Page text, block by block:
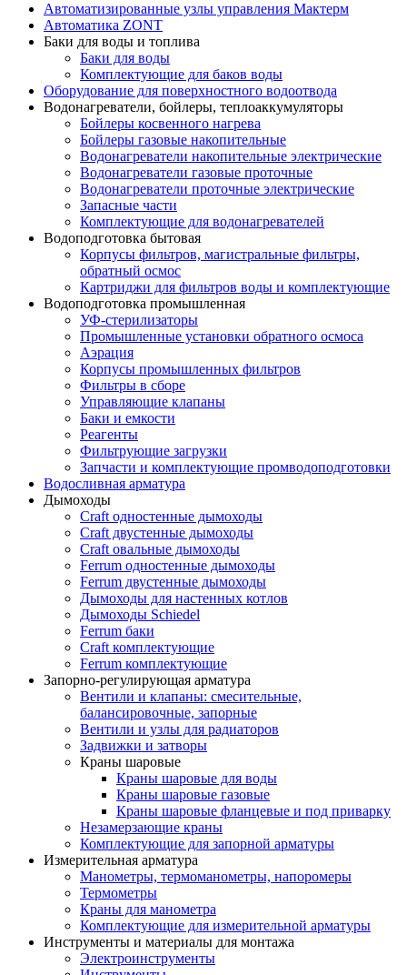
Автоматизированные узлы управления Мактерм
Автоматика ZONT
Баки для воды и топлива
Баки для воды
Комплектующие для баков воды
Оборудование для поверхностного водоотвода
Водонагреватели, бойлеры, теплоаккумуляторы
Бойлеры косвенного нагрева
Бойлеры газовые накопительные
Водонагреватели накопительные электрические
Водонагреватели газовые проточные
Водонагреватели проточные электрические
Запасные части
Комплектующие для водонагревателей
Водоподготовка бытовая
Корпусы фильтров, магистральные фильтры,
обратный осмос
Картриджи для фильтров воды и комплектующие
Водоподготовка промышленная
УФ-стерилизаторы
Промышленные установки обратного осмоса
Аэрация
Корпусы промышленных фильтров
Фильтры в сборе
Управляющие клапаны
Баки и емкости
Реагенты
Фильтрующие загрузки
Запчасти и комплектующие промводоподготовки
Водосливная арматура
Дымоходы
Craft одностенные дымоходы
Craft двустенные дымоходы
Craft овальные дымоходы
Ferrum одностенные дымоходы
Ferrum двустенные дымоходы
Дымоходы для настенных котлов
Дымоходы Schiedel
Ferrum баки
Craft комплектующие
Ferrum комплектующие
Запорно-регулирующая арматура
Вентили и клапаны: смесительные,
балансировочные, запорные
Вентили и узлы для радиаторов
Задвижки и затворы
Краны шаровые
Краны шаровые для воды
Краны шаровые газовые
Краны шаровые фланцевые и под приварку
Незамерзающие краны
Комплектующие для запорной арматуры
Измерительная арматура
Манометры, термоманометры, напоромеры
Термометры
Краны для манометра
Комплектующие для измерительной арматуры
Инструменты и материалы для монтажа
Электроинструменты